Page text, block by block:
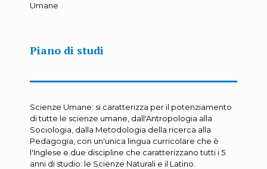
Umane
Piano di studi
Scienze Umane: si caratterizza per il potenziamento
di tutte le scienze umane, dall'Antropologia alla
Sociologia, dalla Metodologia della ricerca alla
Pedagogia, con un'unica lingua curricolare che è
l'Inglese e due discipline che caratterizzano tutti i 5
anni di studio: le Scienze Naturali e il Latino.